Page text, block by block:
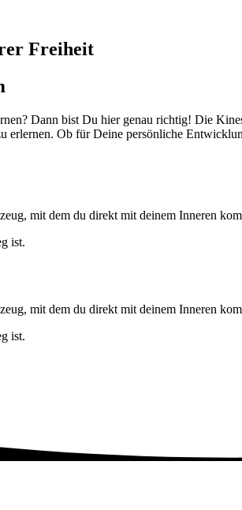
Freiheit
Dann bist Du hier genau richtig! Die
erlernen. Ob für Deine persönliche
mit dem du direkt mit deinem Inneren
ist.
mit dem du direkt mit deinem Inneren
ist.